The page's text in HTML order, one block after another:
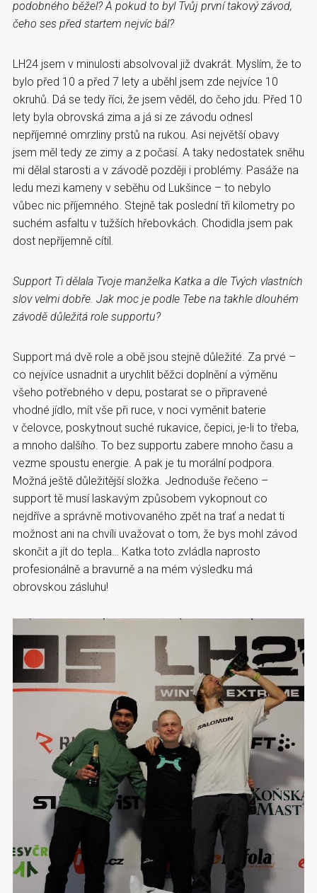
podobného běžel? A pokud to byl Tvůj první takový závod,
čeho ses před startem nejvíc bál?
LH24 jsem v minulosti absolvoval již dvakrát. Myslím, že to
bylo před 10 a před 7 lety a uběhl jsem zde nejvíce 10
okruhů. Dá se tedy říci, že jsem věděl, do čeho jdu. Před 10
lety byla obrovská zima a já si ze závodu odnesl
nepříjemné omrzliny prstů na rukou. Asi největší obavy
jsem měl tedy ze zimy a z počasí. A taky nedostatek sněhu
mi dělal starosti a v závodě později i problémy. Pasáže na
ledu mezi kameny v seběhu od Lukšince – to nebylo
vůbec nic příjemného. Stejně tak poslední tři kilometry po
suchém asfaltu v tužších hřebovkách. Chodidla jsem pak
dost nepříjemně cítil.
Support Ti dělala Tvoje manželka Katka a dle Tvých vlastních
slov velmi dobře. Jak moc je podle Tebe na takhle dlouhém
závodě důležitá role supportu?
Support má dvě role a obě jsou stejně důležité. Za prvé –
co nejvíce usnadnit a urychlit běžci doplnění a výměnu
všeho potřebného v depu, postarat se o připravené
vhodné jídlo, mít vše při ruce, v noci vyměnit baterie
v čelovce, poskytnout suché rukavice, čepici, je-li to třeba,
a mnoho dalšího. To bez supportu zabere mnoho času a
vezme spoustu energie. A pak je tu morální podpora.
Možná ještě důležitější složka. Jednoduše řečeno –
support tě musí laskavým způsobem vykopnout co
nejdříve a správně motivovaného zpět na trať a nedat ti
možnost ani na chvíli uvažovat o tom, že bys mohl závod
skončit a jít do tepla… Katka toto zvládla naprosto
profesionálně a bravurně a na mém výsledku má
obrovskou zásluhu!